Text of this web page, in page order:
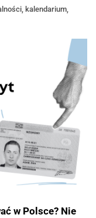
kalendarium
w Polsce? Nie